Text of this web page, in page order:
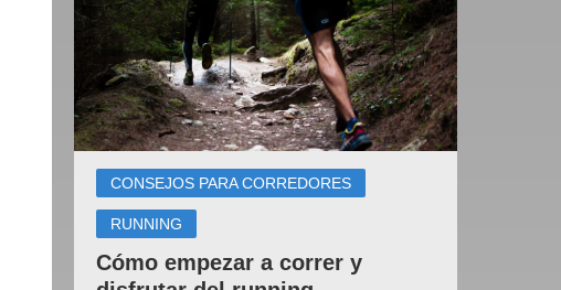
CONSEJOS PARA CORREDORES
RUNNING
Cómo empezar a correr y